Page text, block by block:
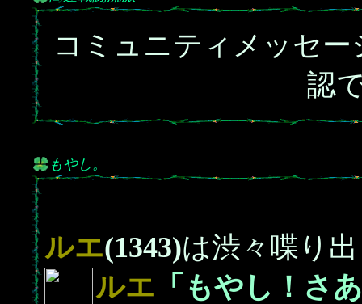
コミュニティメッセ
認
もやし。
ルエ(1343)は渋々喋り
ルエ 「もやし！さ